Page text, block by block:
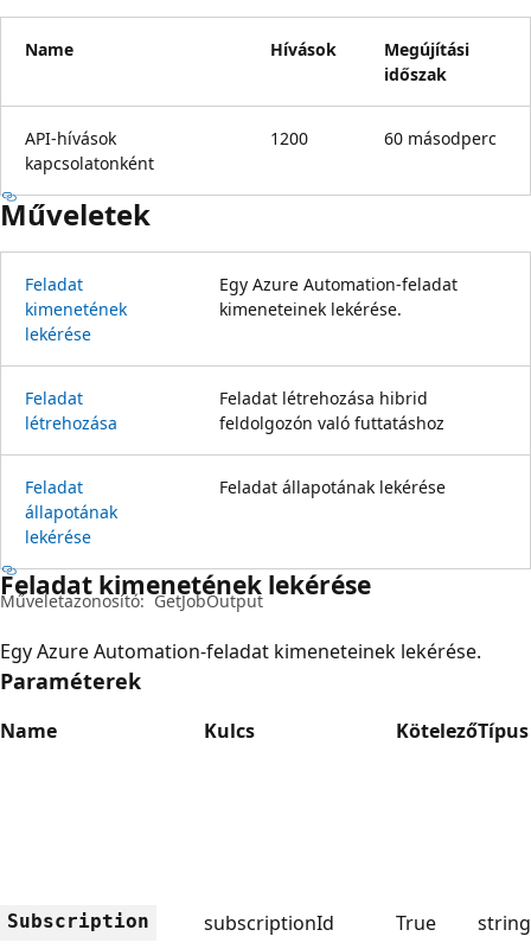
Name Hívások
Megújítási
időszak
API-hívások
kapcsolatonként
1200 60 másodperc
Műveletek
Feladat
kimenetének
lekérése
Egy Azure Automation-feladat
kimeneteinek lekérése.
Feladat
létrehozása
Feladat létrehozása hibrid
feldolgozón való futtatáshoz
Feladat
állapotának
lekérése
Feladat állapotának lekérése
Feladat kimenetének lekérése
Műveletazonosító: GetJobOutput
Egy Azure Automation-feladat kimeneteinek lekérése.
Paraméterek
Name Kulcs KötelezőTípus
Subscription subscriptionId True string